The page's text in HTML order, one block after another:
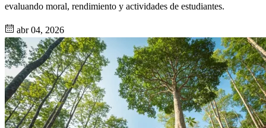
evaluando moral, rendimiento y actividades de estudiantes.
abr 04, 2026